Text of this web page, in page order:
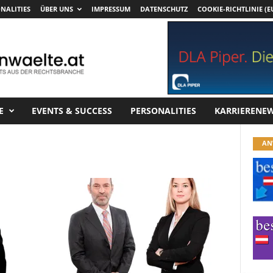
ÜBER UNS IMPRESSUM DATENSCHUTZ COOKIE-RICHTLINIE
EVENTS & SUCCESS PERSONALITIES